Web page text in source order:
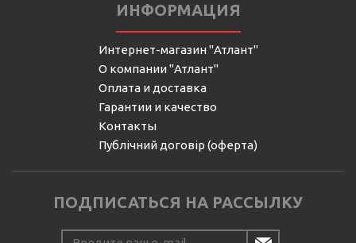
ИНФОРМАЦИЯ
Интернет-магазин "Атлант"
О компании "Атлант"
Оплата и доставка
Гарантии и качество
Контакты
Публічний договір (оферта)
ПОДПИСАТЬСЯ НА РАССЫЛКУ